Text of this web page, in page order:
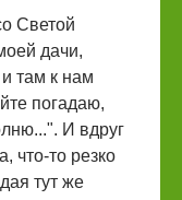
Светой
дачи,
там к нам
погадаю,
И вдруг
что-то резко
тут же